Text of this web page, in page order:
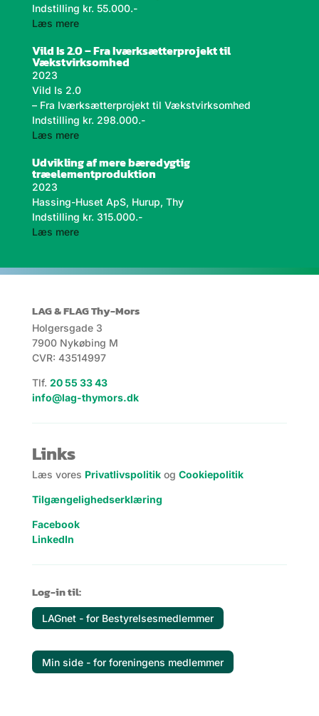
Indstilling kr. 55.000.-
læs mere
Vild Is 2.0 – Fra Iværksætterprojekt til
Vækstvirksomhed
2023
Vild Is 2.0
– Fra Iværksætterprojekt til Vækstvirksomhed
Indstilling kr. 298.000.-
læs mere
Udvikling af mere bæredygtig
træelementproduktion
2023
Hassing-Huset ApS, Hurup, Thy
Indstilling kr. 315.000.-
læs mere
LAG & FLAG Thy-Mors
Holgersgade 3
7900 Nykøbing M
CVR: 43514997
Tlf. 20 55 33 43
info@lag-thymors.dk
Links
Læs vores Privatlivspolitikog Cookiepolitik
Tilgængelighedserklæring
Facebook
LinkedIn
Log-in til:
LAGnet - for Bestyrelsesmedlemmer
Min side - for foreningens medlemmer